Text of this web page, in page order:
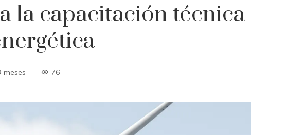
la capacitación técnica
meses 76